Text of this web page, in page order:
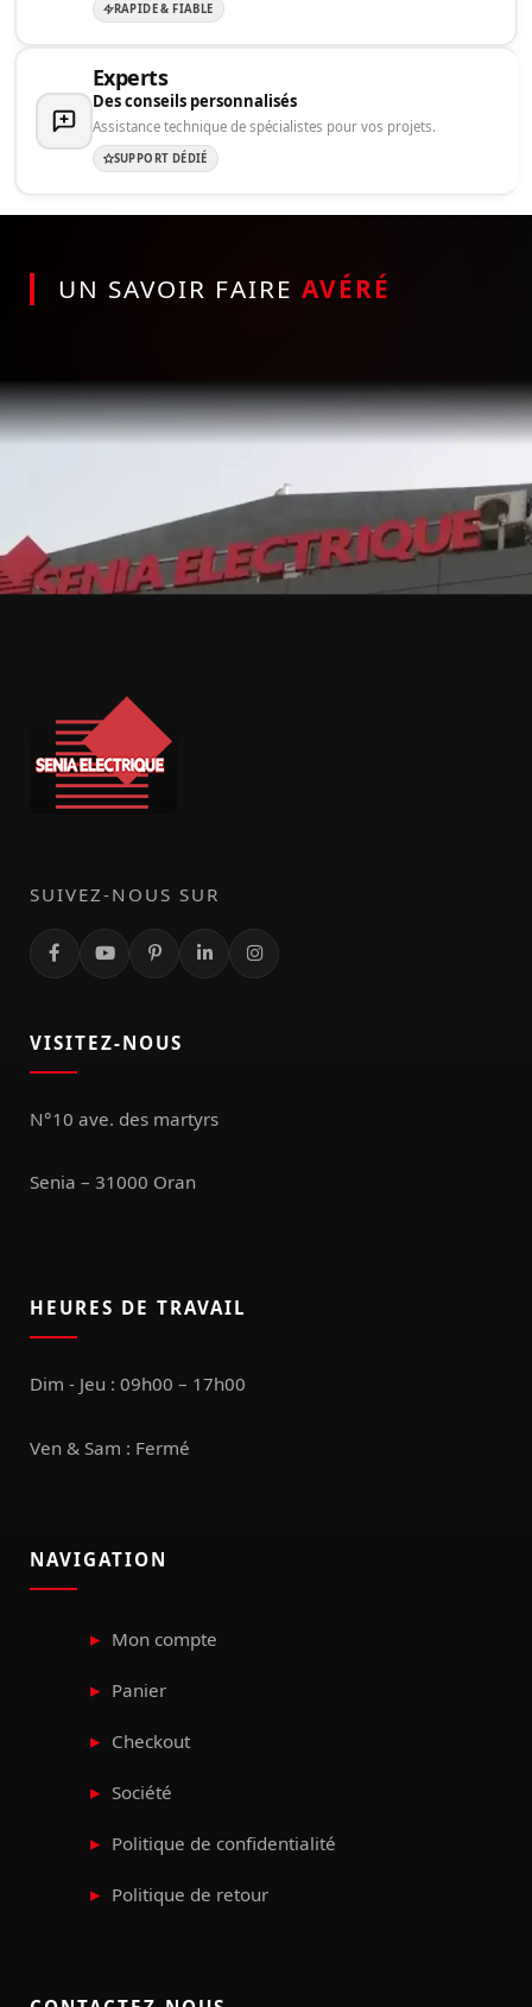
RAPIDE & FIABLE
Experts
Des conseils personnalisés
Assistance technique de spécialistes pour vos projets.
SUPPORT DÉDIÉ
UN SAVOIR FAIRE AVÉRÉ
SUIVEZ-NOUS SUR
VISITEZ-NOUS
N°10 ave. des martyrs
Senia – 31000 Oran
HEURES DE TRAVAIL
Dim - Jeu : 09h00 – 17h00
Ven & Sam : Fermé
NAVIGATION
Mon compte
Panier
Checkout
Société
Politique de confidentialité
Politique de retour